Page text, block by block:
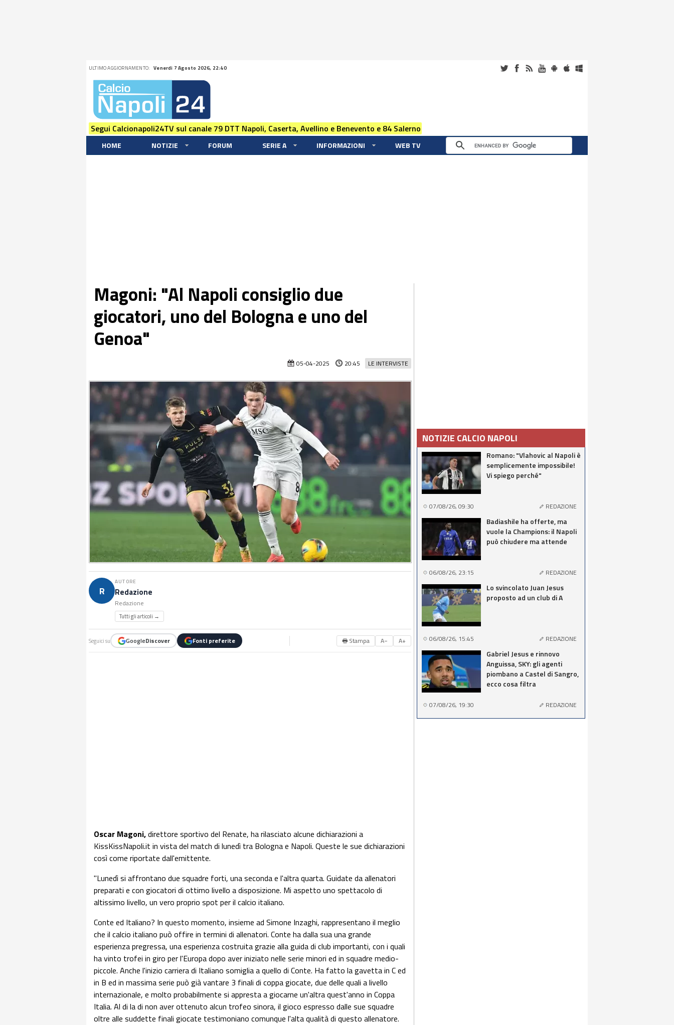
ULTIMO AGGIORNAMENTO: Venerdi 7 Agosto 2026, 22:40
Segui Calcionapoli24TV sul canale 79 DTT Napoli, Caserta, Avellino e Benevento e 84 Salerno
HOME NOTIZIE FORUM SERIE A INFORMAZIONI WEB TV
Magoni: "Al Napoli consiglio due
giocatori, uno del Bologna e uno del
Genoa"
LE INTERVISTE
05-04-2025 20:45
R
AUTORE
Redazione
Redazione
Tutti gli articoli →
Seguici su GoogleDiscover Fonti preferite 🖶 Stampa A− A+
Oscar Magoni,direttore sportivo del Renate, ha rilasciato alcune dichiarazioni a
KissKissNapoli.it in vista del match di lunedì tra Bologna e Napoli. Queste le sue dichiarazioni
così come riportate dall'emittente.
"Lunedì si affrontano due squadre forti, una seconda e l'altra quarta. Guidate da allenatori
preparati e con giocatori di ottimo livello a disposizione. Mi aspetto uno spettacolo di
altissimo livello, un vero proprio spot per il calcio italiano.
Conte ed Italiano? In questo momento, insieme ad Simone Inzaghi, rappresentano il meglio
che il calcio italiano può offire in termini di allenatori. Conte ha dalla sua una grande
esperienza pregressa, una esperienza costruita grazie alla guida di club importanti, con i quali
ha vinto trofei in giro per l'Europa dopo aver iniziato nelle serie minori ed in squadre medio-
piccole. Anche l'inizio carriera di Italiano somiglia a quello di Conte. Ha fatto la gavetta in C ed
in B ed in massima serie può già vantare 3 finali di coppa giocate, due delle quali a livello
internazionale, e molto probabilmente si appresta a giocarne un'altra quest'anno in Coppa
Italia. Al di la di non aver ottenuto alcun trofeo sinora, il gioco espresso dalle sue squadre
oltre alle suddette finali giocate testimoniano comunque l'alta qualità di questo allenatore.
NOTIZIE CALCIO NAPOLI
Romano: "Vlahovic al Napoli è
semplicemente impossibile!
Vi spiego perché"
07/08/26, 09:30 REDAZIONE
Badiashile ha offerte, ma
vuole la Champions: il Napoli
può chiudere ma attende
06/08/26, 23:15 REDAZIONE
Lo svincolato Juan Jesus
proposto ad un club di A
06/08/26, 15:45 REDAZIONE
Gabriel Jesus e rinnovo
Anguissa, SKY: gli agenti
piombano a Castel di Sangro,
ecco cosa filtra
07/08/26, 19:30 REDAZIONE